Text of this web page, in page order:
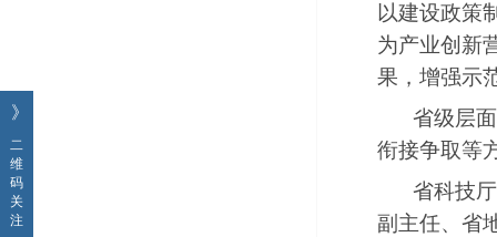
以建设政策
为产业创新
果，增强示
省级层
衔接争取等
省科技
副主任、省
》
二
维
码
关
注